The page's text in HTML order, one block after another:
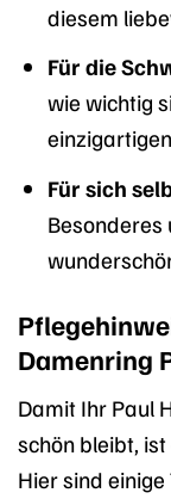
diesem
Für die
wie wichtig
Für sich
Besonderes
Damenring
Damit Ihr Paul
schön bleibt,
Hier sind